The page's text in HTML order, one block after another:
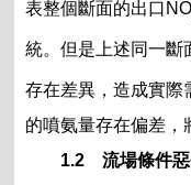
表整個斷面的出口
統。但是上述同一斷
存在差異，造成實際
的噴氨量存在偏差，
1.2 流場條件